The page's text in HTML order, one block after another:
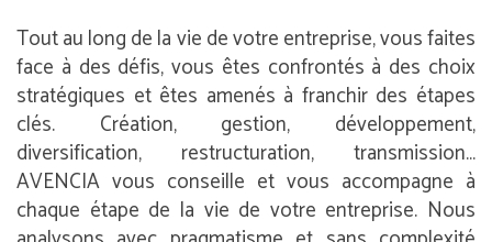
Tout au long de la vie de votre entreprise, vous faites
face à des défis, vous êtes confrontés à des choix
stratégiques et êtes amenés à franchir des étapes
clés. Création, gestion, développement,
diversification, restructuration, transmission…
AVENCIA vous conseille et vous accompagne à
chaque étape de la vie de votre entreprise. Nous